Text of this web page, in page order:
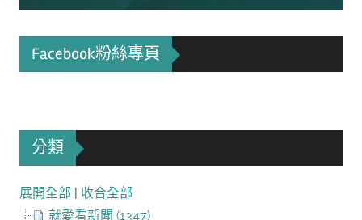
Facebook粉絲專頁
分類
展開全部 | 收合全部
就愛看新聞 (1347)